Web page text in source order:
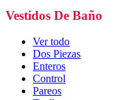
Vestidos De Baño
Ver todo
Dos Piezas
Enteros
Control
Pareos